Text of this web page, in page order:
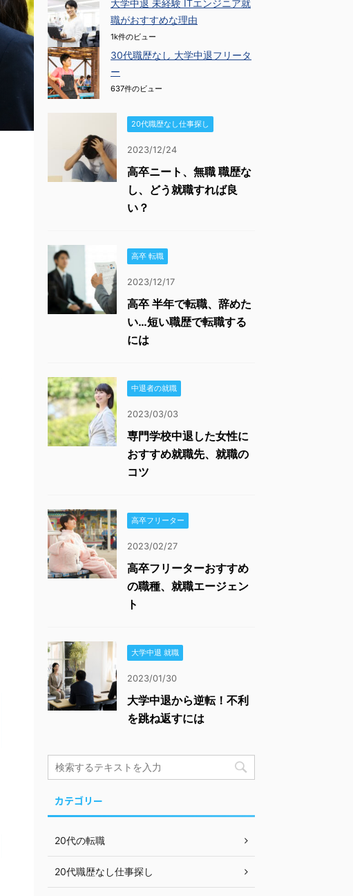
大学中退 未経験 ITエンジニア就
職がおすすめな理由
1k件のビュー
30代職歴なし 大学中退フリータ
ー
637件のビュー
20代職歴なし仕事探し
2023/12/24
高卒ニート、無職 職歴な
し、どう就職すれば良
い？
高卒 転職
2023/12/17
高卒 半年で転職、辞めた
い…短い職歴で転職する
には
中退者の就職
2023/03/03
専門学校中退した女性に
おすすめ就職先、就職の
コツ
高卒フリーター
2023/02/27
高卒フリーターおすすめ
の職種、就職エージェン
ト
大学中退 就職
2023/01/30
大学中退から逆転！不利
を跳ね返すには
カテゴリー
20代の転職
20代職歴なし仕事探し